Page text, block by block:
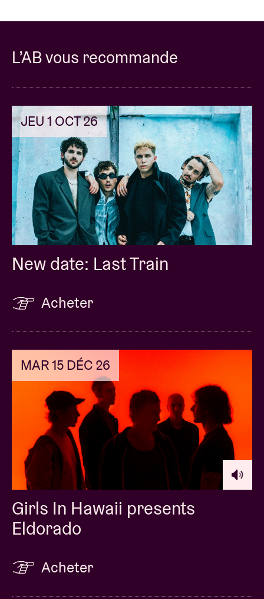
L’AB vous recommande
JEU 1 OCT 26
New date: Last Train
Acheter
MAR 15 DÉC 26
Girls In Hawaii presents
Eldorado
Acheter